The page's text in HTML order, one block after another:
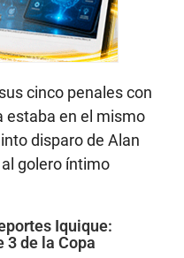
cinco penales con
estaba en el mismo
disparo de Alan
golero íntimo
Iquique:
3 de la Copa